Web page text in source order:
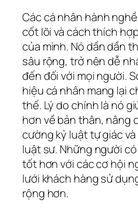
Các cá nhân hành
cốt lõi và cách thích
của mình. Nó dần dần
sâu rộng, trở nên dễ
đến đối với mọi người.
hiệu cá nhân mang lại
thế. Lý do chính là nó
hơn về bản thân, nâng
cường kỷ luật tự giác
luật sư. Những người
tốt hơn với các cơ hội
lưới khách hàng sử
rộng hơn.